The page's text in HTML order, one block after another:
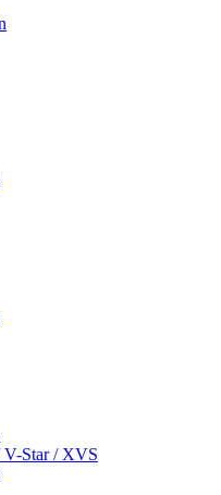
V-Star / XVS